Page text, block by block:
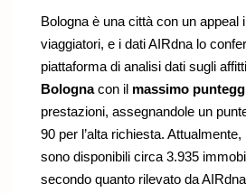
Bologna è una città con un appeal
viaggiatori, e i dati AIRdna lo
piattaforma di analisi dati sugli
Bolognacon il massimo
prestazioni, assegnandole un
90 per l’alta richiesta.
sono disponibili circa 3.935
secondo quanto rilevato da